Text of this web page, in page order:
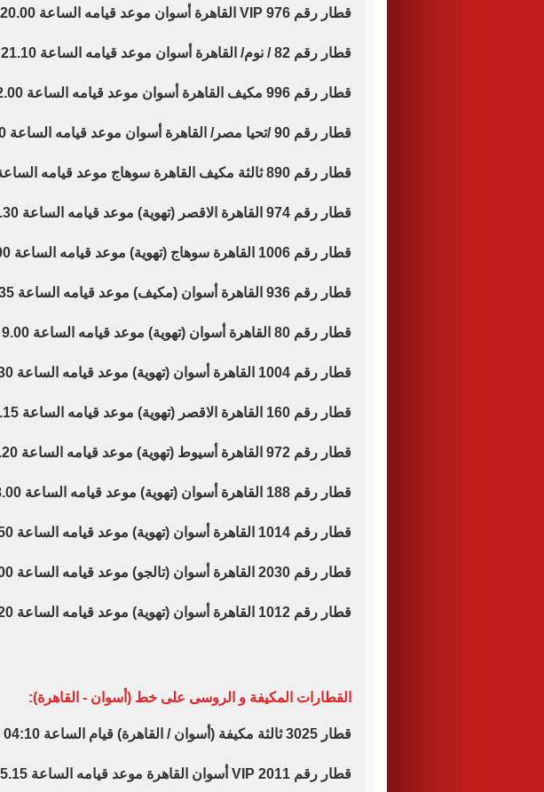
قطار رقم 976 VIP القاهرة أسوان موعد قيامه الساعة 20.00 مساء.
قطار رقم 82 / نوم/ القاهرة أسوان موعد قيامه الساعة 21.10 مساء.
قطار رقم 996 مكيف القاهرة أسوان موعد قيامه الساعة 22.00 مساء.
قطار رقم 90 /تحيا مصر/ القاهرة أسوان موعد قيامه الساعة 22.10 مساء.
قطار رقم 890 ثالثة مكيف القاهرة سوهاج موعد قيامه الساعة 23.30 مساء.
قطار رقم 974 القاهرة الاقصر (تهوية) موعد قيامه الساعة 5.30 صباحا.
قطار رقم 1006 القاهرة سوهاج (تهوية) موعد قيامه الساعة 6.00 صباحا.
قطار رقم 936 القاهرة أسوان (مكيف) موعد قيامه الساعة 7.35 .
قطار رقم 80 القاهرة أسوان (تهوية) موعد قيامه الساعة 9.00 صباحا.
قطار رقم 1004 القاهرة أسوان (تهوية) موعد قيامه الساعة 9.30 صباحا.
قطار رقم 160 القاهرة الاقصر (تهوية) موعد قيامه الساعة 12.15 ظهرا.
قطار رقم 972 القاهرة أسيوط (تهوية) موعد قيامه الساعة 16.20.
قطار رقم 188 القاهرة أسوان (تهوية) موعد قيامه الساعة 18.00 مساء.
قطار رقم 1014 القاهرة أسوان (تهوية) موعد قيامه الساعة 18.50 صباحا.
قطار رقم 2030 القاهرة أسوان (تالجو) موعد قيامه الساعة 19.00 .
قطار رقم 1012 القاهرة أسوان (تهوية) موعد قيامه الساعة 20.20 مساء.
القطارات المكيفة و الروسى على خط (أسوان - القاهرة):
قطار 3025 ثالثة مكيفة (أسوان / القاهرة) قيام الساعة 04:10 ويصل الساعة 16.40
قطار رقم 2011 VIP أسوان القاهرة موعد قيامه الساعة 5.15 ويصل الساعة 18.00